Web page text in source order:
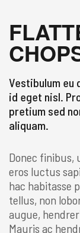
Vestibulum eu
id eget nisl.
pretium sed
aliquam.
Donec finibus,
eros luctus
hac habitasse
tellus, non
augue,
Mauris ac